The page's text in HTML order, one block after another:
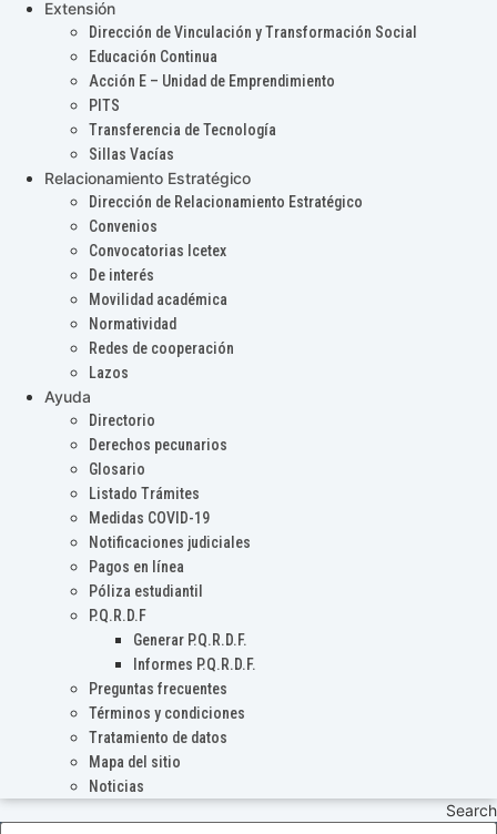
Extensión
Dirección de Vinculación y Transformación Social
Educación Continua
Acción E – Unidad de Emprendimiento
PITS
Transferencia de Tecnología
Sillas Vacías
Relacionamiento Estratégico
Dirección de Relacionamiento Estratégico
Convenios
Convocatorias Icetex
De interés
Movilidad académica
Normatividad
Redes de cooperación
Lazos
Ayuda
Directorio
Derechos pecunarios
Glosario
Listado Trámites
Medidas COVID-19
Notificaciones judiciales
Pagos en línea
Póliza estudiantil
P.Q.R.D.F
Generar P.Q.R.D.F.
Informes P.Q.R.D.F.
Preguntas frecuentes
Términos y condiciones
Tratamiento de datos
Mapa del sitio
Noticias
Search